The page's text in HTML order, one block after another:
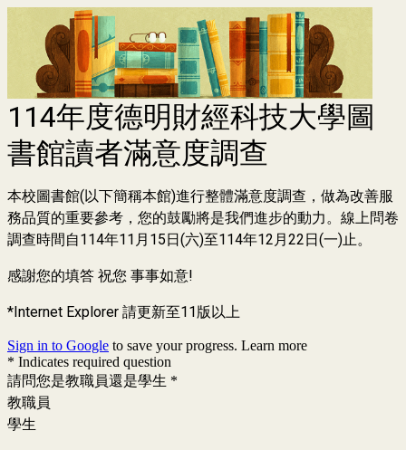
114年度德明財經科技⼤學圖
書館讀者滿意度調查
本校圖書館(以下簡稱本館)進⾏整體滿意度調查，做為改善服
務品質的重要參考，您的⿎勵將是我們進步的動⼒。線上問卷
調查時間⾃114年11⽉15⽇(六)⾄114年12⽉22⽇(一)⽌。
感謝您的填答 祝您 事事如意!
*Internet Explorer 請更新⾄11版以上
Sign in to Google to save your progress. Learn more
* Indicates required question
請問您是教職員還是學生 *
教職員
學生